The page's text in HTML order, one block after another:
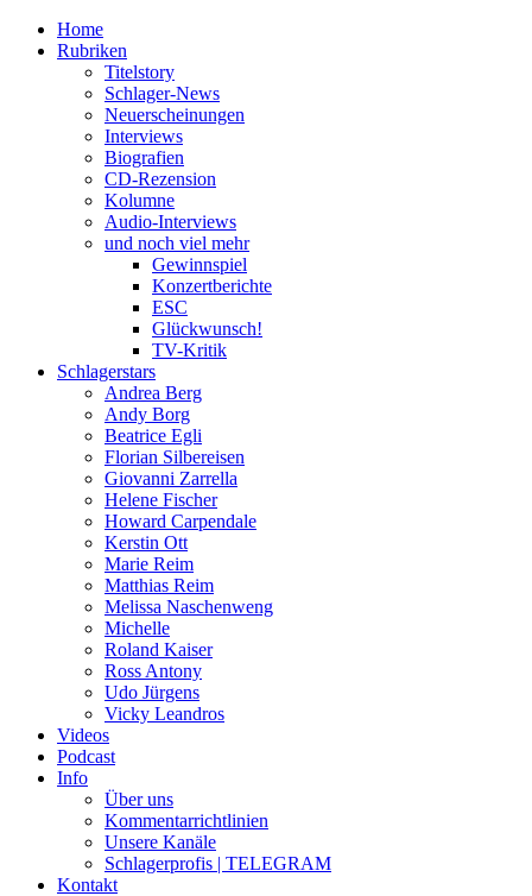
Home
Rubriken
Titelstory
Schlager-News
Neuerscheinungen
Interviews
Biografien
CD-Rezension
Kolumne
Audio-Interviews
und noch viel mehr
Gewinnspiel
Konzertberichte
ESC
Glückwunsch!
TV-Kritik
Schlagerstars
Andrea Berg
Andy Borg
Beatrice Egli
Florian Silbereisen
Giovanni Zarrella
Helene Fischer
Howard Carpendale
Kerstin Ott
Marie Reim
Matthias Reim
Melissa Naschenweng
Michelle
Roland Kaiser
Ross Antony
Udo Jürgens
Vicky Leandros
Videos
Podcast
Info
Über uns
Kommentarrichtlinien
Unsere Kanäle
Schlagerprofis | TELEGRAM
Kontakt